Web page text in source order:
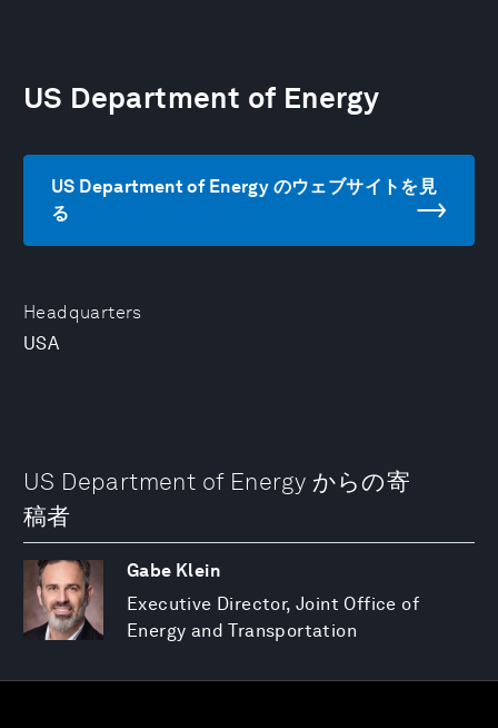
Headquarters
USA
US Department of Energy
US Department of Energy のウェブサイトを見
る
US Department of Energy からの寄
稿者
Gabe Klein
Executive Director, Joint Office of
Energy and Transportation